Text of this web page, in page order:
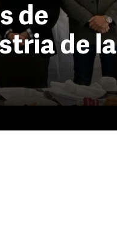
de
de la